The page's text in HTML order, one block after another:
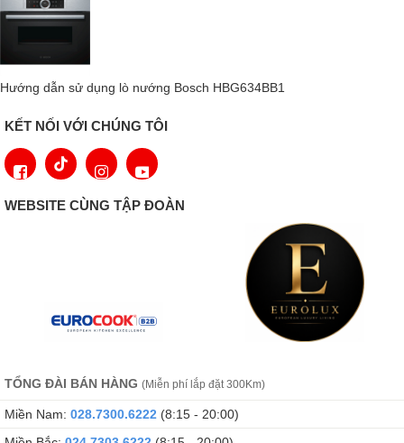
phòng vào bình chứa 400 ml nước. Tiếp theo, đổ chất lỏng vào lò
để lò nướng thực hiện phần còn lại. Khi chương trình kết thúc,
bạn có thể dễ dàng loại bỏ bụi bẩn bằng vải hoặc bàn chải mềm.
Thiết kế thanh ray di chuyển dễ dàng và an
Với thanh ray dạng ống lồng, khay và giá đỡ có thể dễ dàng lấy
ra khỏi lò, đồng thời thanh ray giữ chúng cố định tại một vị trí.
Hướng dẫn sử dụng lò nướng Bosch HBG634BB1
KẾT NỐI VỚI CHÚNG TÔI
WEBSITE CÙNG TẬP ĐOÀN
TỔNG ĐÀI BÁN HÀNG (Miễn phí lắp đặt 300Km)
Miền Nam: 028.7300.6222 (8:15 - 20:00)